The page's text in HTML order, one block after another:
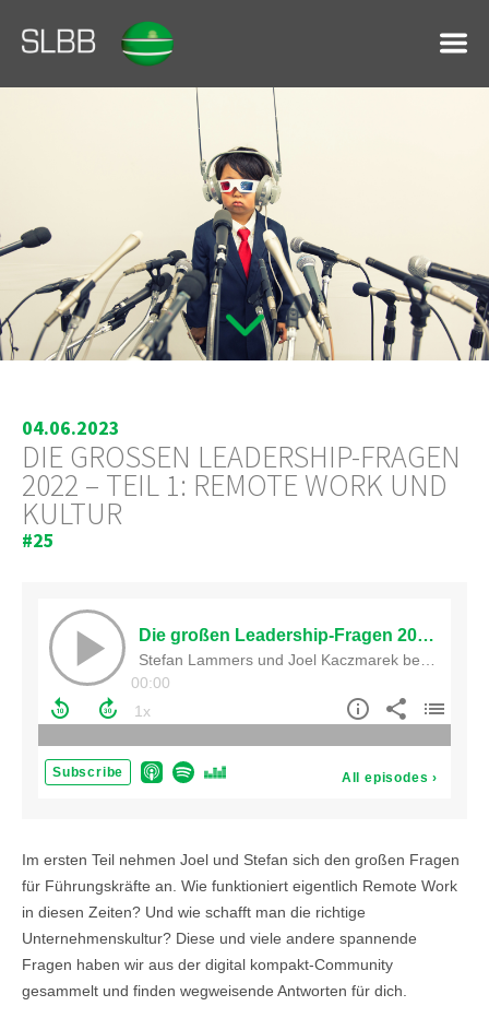
04.06.2023
DIE GROSSEN LEADERSHIP-FRAGEN 2
022 – TEIL 1: REMOTE WORK UND K
ULTUR
#25
Im ersten Teil nehmen Joel und Stefan sich den großen Fragen
für Führungskräfte an. Wie funktioniert eigentlich Remote Work
in diesen Zeiten? Und wie schafft man die richtige
Unternehmenskultur? Diese und viele andere spannende
Fragen haben wir aus der digital kompakt-Community
gesammelt und finden wegweisende Antworten für dich.